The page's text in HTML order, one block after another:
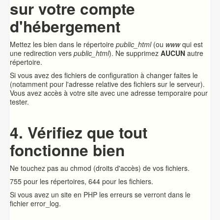
sur votre compte
d'hébergement
Mettez les bien dans le répertoire public_html(ou wwwqui est
une redirection vers public_html). Ne supprimez AUCUN autre
répertoire.
Si vous avez des fichiers de configuration à changer faites le
(notamment pour l'adresse relative des fichiers sur le serveur).
Vous avez accès à votre site avec une adresse temporaire pour
tester.
4. Vérifiez que tout
fonctionne bien
Ne touchez pas au chmod (droits d'accès) de vos fichiers.
755 pour les répertoires, 644 pour les fichiers.
Si vous avez un site en PHP les erreurs se verront dans le
fichier error_log.